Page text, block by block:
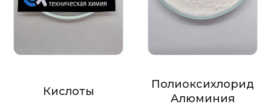
Кислоты
Полиоксихлорид
Алюминия